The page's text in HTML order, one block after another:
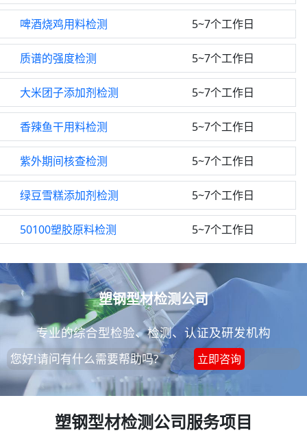
啤酒烧鸡用料检测 5~7个工作日
质谱的强度检测 5~7个工作日
大米团子添加剂检测 5~7个工作日
香辣鱼干用料检测 5~7个工作日
紫外期间核查检测 5~7个工作日
绿豆雪糕添加剂检测 5~7个工作日
50100塑胶原料检测 5~7个工作日
塑钢型材检测公司
专业的综合型检验、检测、认证及研发机构
您好!请问有什么需要帮助吗? 立即咨询
塑钢型材检测公司服务项目